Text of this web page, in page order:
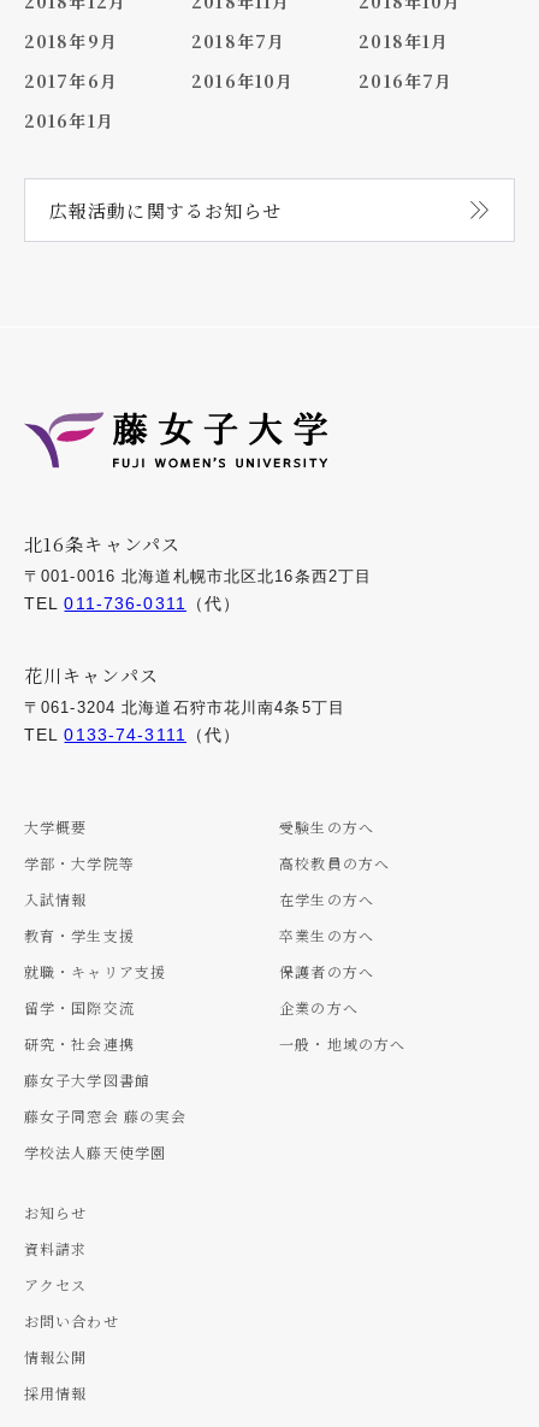
2018年9月
2018年7月
2018年1月
2017年6月
2016年10月
2016年7月
2016年1月
広報活動に関する お知らせ
北16条キャンパス
〒001-0016 北海道札幌市北区北16条西2丁目
TEL011-736-0311 （代）
花川キャンパス
〒061-3204 北海道石狩市花川南4条5丁目
TEL0133-74-3111 （代）
大学概要
学部・大学院等
入試情報
教育・学生支援
就職・キャリア支援
留学・国際交流
研究・社会連携
藤女子大学図書館
藤女子同窓会 藤の実会
学校法人藤天使学園
受験生の方へ
高校教員の方へ
在学生の方へ
卒業生の方へ
保護者の方へ
企業の方へ
一般・地域の方へ
お知らせ
資料請求
アクセス
お問い合わせ
情報公開
採用情報